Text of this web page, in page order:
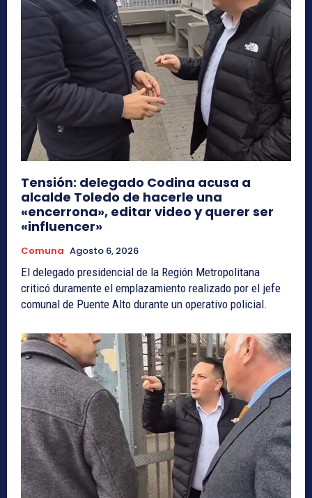
Tensión: delegado Codina acusa a
alcalde Toledo de hacerle una
«encerrona», editar video y querer ser
«influencer»
Comuna Agosto 6, 2026
El delegado presidencial de la Región Metropolitana
criticó duramente el emplazamiento realizado por el jefe
comunal de Puente Alto durante un operativo policial.